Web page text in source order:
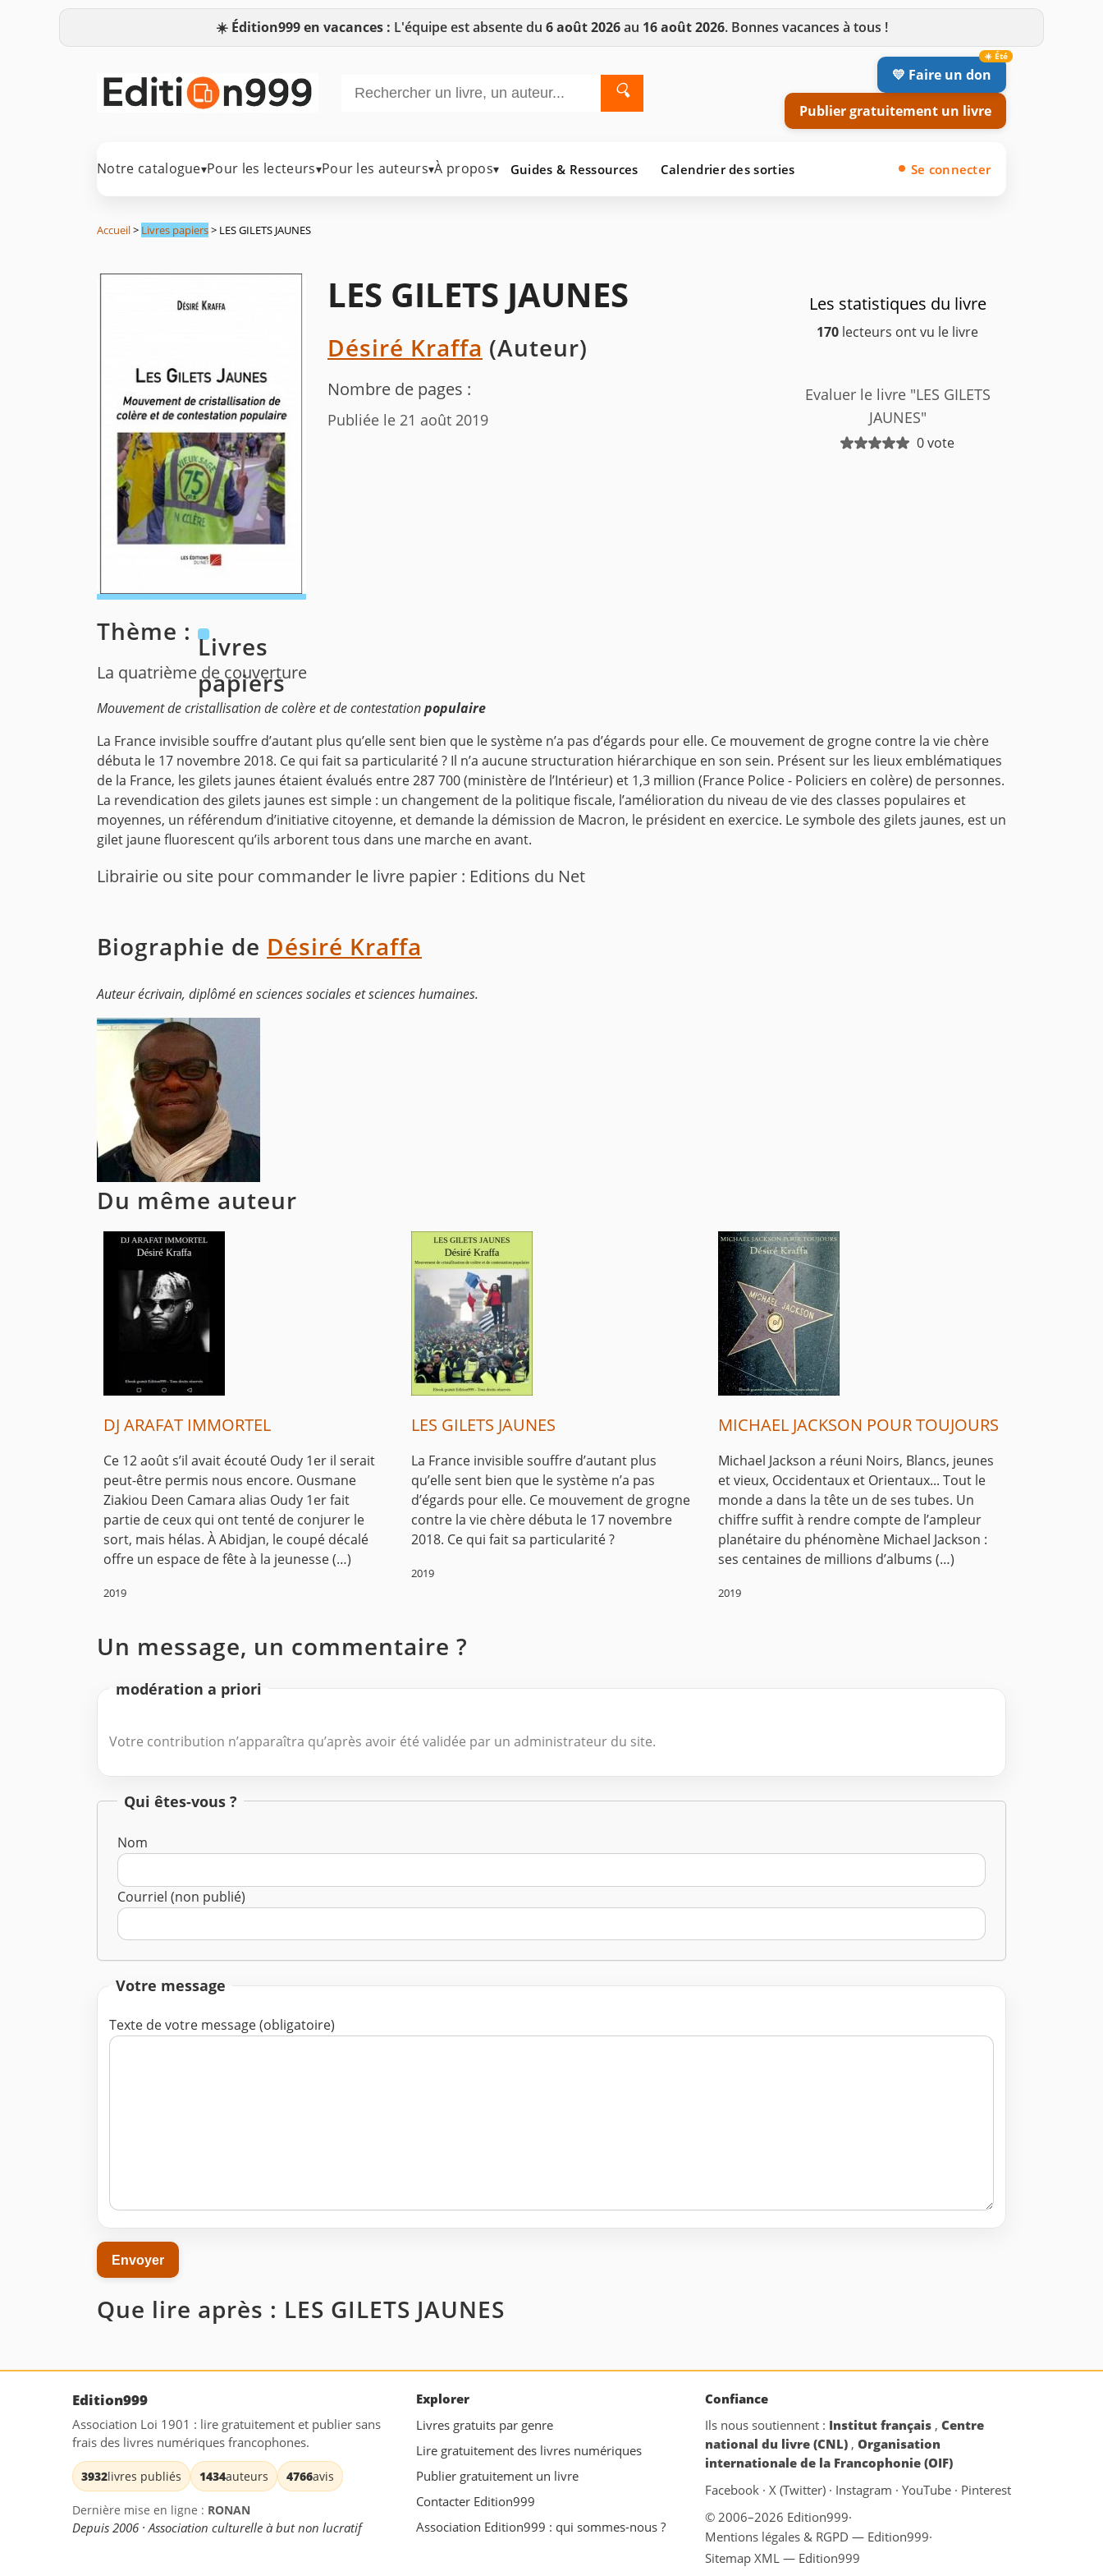
☀️ Édition999 en vacances : L'équipe est absente du 6 août 2026au 16 août 2026. Bonnes vacances à tous !
🔍
💛 Faire un don
Publier gratuitement un livre
Notre catalogue▾Pour les lecteurs▾Pour les auteurs▾À propos▾ Guides & Ressources Calendrier des sorties Se connecter
Accueil> Livres papiers> LES GILETS JAUNES
LES GILETS JAUNES
Désiré Kraffa (Auteur)
Nombre de pages :
Publiée le 21 août 2019
Les statistiques du livre
170 lecteurs ont vu le livre
Evaluer le livre "LES GILETS
JAUNES"
0 vote
Thème : Livres
papiers
La quatrième de couverture
Mouvement de cristallisation de colère et de contestationpopulaire
La France invisible souffre d’autant plus qu’elle sent bien que le système n’a pas d’égards pour elle. Ce mouvement de grogne contre la vie chère
débuta le 17 novembre 2018. Ce qui fait sa particularité ? Il n’a aucune structuration hiérarchique en son sein. Présent sur les lieux emblématiques
de la France, les gilets jaunes étaient évalués entre 287 700 (ministère de l’Intérieur) et 1,3 million (France Police - Policiers en colère) de personnes.
La revendication des gilets jaunes est simple : un changement de la politique fiscale, l’amélioration du niveau de vie des classes populaires et
moyennes, un référendum d’initiative citoyenne, et demande la démission de Macron, le président en exercice. Le symbole des gilets jaunes, est un
gilet jaune fluorescent qu’ils arborent tous dans une marche en avant.
Librairie ou site pour commander le livre papier : Editions du Net
Biographie de Désiré Kraffa
Auteur écrivain, diplômé en sciences sociales et sciences humaines.
Du même auteur
DJ ARAFAT IMMORTEL
Ce 12 août s’il avait écouté Oudy 1er il serait
peut-être permis nous encore. Ousmane
Ziakiou Deen Camara alias Oudy 1er fait
partie de ceux qui ont tenté de conjurer le
sort, mais hélas. À Abidjan, le coupé décalé
offre un espace de fête à la jeunesse (…)
2019
LES GILETS JAUNES
La France invisible souffre d’autant plus
qu’elle sent bien que le système n’a pas
d’égards pour elle. Ce mouvement de grogne
contre la vie chère débuta le 17 novembre
2018. Ce qui fait sa particularité ?
2019
MICHAEL JACKSON POUR TOUJOURS
Michael Jackson a réuni Noirs, Blancs, jeunes
et vieux, Occidentaux et Orientaux... Tout le
monde a dans la tête un de ses tubes. Un
chiffre suffit à rendre compte de l’ampleur
planétaire du phénomène Michael Jackson :
ses centaines de millions d’albums (…)
2019
Un message, un commentaire ?
modération a priori
Votre contribution n’apparaîtra qu’après avoir été validée par un administrateur du site.
Qui êtes-vous ?
Nom
Courriel (non publié)
Votre message
Texte de votre message (obligatoire)
Que lire après : LES GILETS JAUNES
Edition999
Association Loi 1901 : lire gratuitement et publier sans
frais des livres numériques francophones.
3932livres publiés 1434auteurs 4766avis
Dernière mise en ligne : RONAN
Depuis 2006 · Association culturelle à but non lucratif
Explorer
Livres gratuits par genre
Lire gratuitement des livres numériques
Publier gratuitement un livre
Contacter Edition999
Association Edition999 : qui sommes-nous ?
Confiance
Ils nous soutiennent : Institut français ,Centre
national du livre (CNL) ,Organisation
internationale de la Francophonie (OIF)
Facebook · X (Twitter) · Instagram · YouTube · Pinterest
© 2006–2026 Edition999·
Mentions légales & RGPD — Edition999·
Sitemap XML — Edition999